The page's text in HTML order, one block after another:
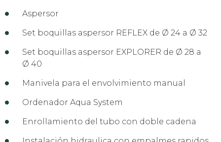
Aspersor
Set boquillas aspersor REFLEX de Ø 24 a Ø 32
Set boquillas aspersor EXPLORER de Ø 28 a
Ø 40
Manivela para el envolvimiento manual
Ordenador Aqua System
Enrollamiento del tubo con doble cadena